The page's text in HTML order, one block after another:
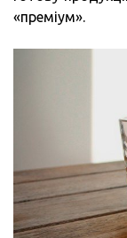
«преміум».